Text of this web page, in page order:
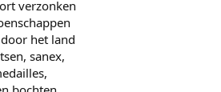
verzonken
het land
sanex,